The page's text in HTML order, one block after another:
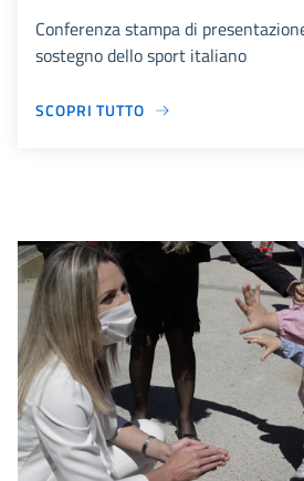
Conferenza stampa di
sostegno dello sport italiano
SCOPRI TUTTO